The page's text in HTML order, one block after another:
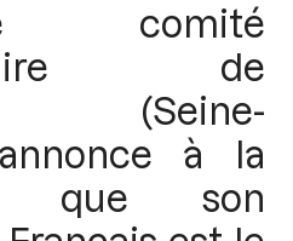
comité
de
(Seine-
à la
que son